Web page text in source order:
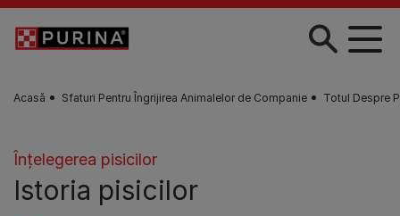
Skip to main content
Acasă Sfaturi Pentru Îngrijirea Animalelor de Companie Totul Despre
Înţelegerea pisicilor
Istoria pisicilor